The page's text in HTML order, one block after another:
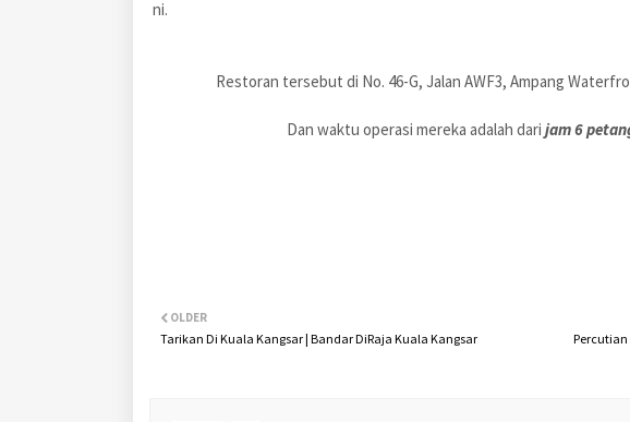
ni.
Restoran tersebut di No. 46-G, Jalan AWF3, Ampang
Dan waktu operasi mereka adalah dari jam 6
Percutian
OLDER
Tarikan Di Kuala Kangsar | Bandar DiRaja Kuala Kangsar